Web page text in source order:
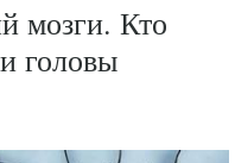
мозги. Кто
головы